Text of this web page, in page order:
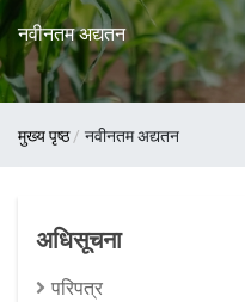
नवीनतम अद्यतन
पग
मुख्य पृष्ठ नवीनतम अद्यतन
अधिसूचना
परिपत्र